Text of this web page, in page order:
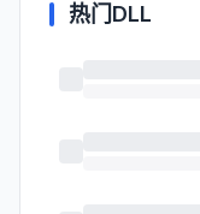
热门DLL